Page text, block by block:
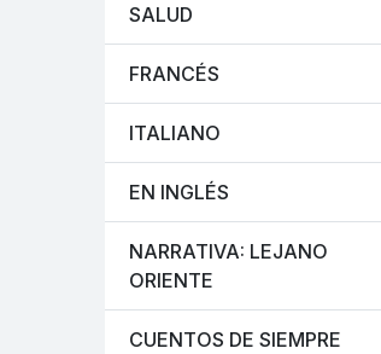
SALUD
FRANCÉS
ITALIANO
EN INGLÉS
NARRATIVA: LEJANO
ORIENTE
CUENTOS DE SIEMPRE